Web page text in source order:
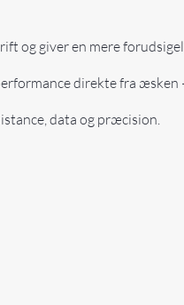
og giver en mere
direkte fra æsken
data og præcision.